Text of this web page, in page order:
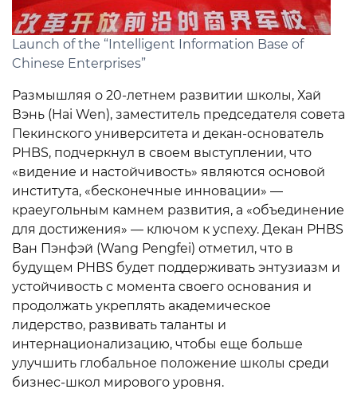
Launch of the “Intelligent Information Base of
Chinese Enterprises”
Размышляя о 20-летнем развитии школы, Хай
Вэнь (Hai Wen), заместитель председателя совета
Пекинского университета и декан-основатель
PHBS, подчеркнул в своем выступлении, что
«видение и настойчивость» являются основой
института, «бесконечные инновации» —
краеугольным камнем развития, а «объединение
для достижения» — ключом к успеху. Декан PHBS
Ван Пэнфэй (Wang Pengfei) отметил, что в
будущем PHBS будет поддерживать энтузиазм и
устойчивость с момента своего основания и
продолжать укреплять академическое
лидерство, развивать таланты и
интернационализацию, чтобы еще больше
улучшить глобальное положение школы среди
бизнес-школ мирового уровня.